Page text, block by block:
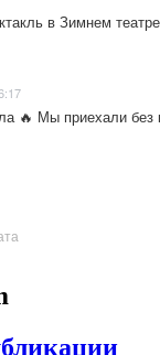
в Зимнем
🔥 Мы приехали без